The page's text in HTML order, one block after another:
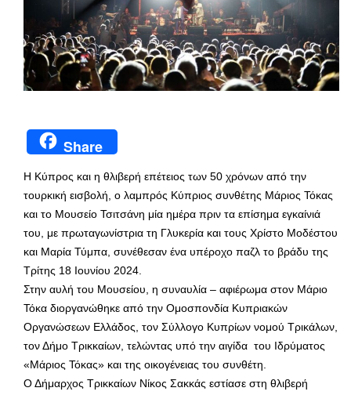
Share
Η Κύπρος και η θλιβερή επέτειος των 50 χρόνων από την
τουρκική εισβολή, ο λαμπρός Κύπριος συνθέτης Μάριος Τόκας
και το Μουσείο Τσιτσάνη μία ημέρα πριν τα επίσημα εγκαίνιά
του, με πρωταγωνίστρια τη Γλυκερία και τους Χρίστο Μοδέστου
και Μαρία Τύμπα, συνέθεσαν ένα υπέροχο παζλ το βράδυ της
Τρίτης 18 Ιουνίου 2024.
Στην αυλή του Μουσείου, η συναυλία – αφιέρωμα στον Μάριο
Τόκα διοργανώθηκε από την Ομοσπονδία Κυπριακών
Οργανώσεων Ελλάδος, τον Σύλλογο Κυπρίων νομού Τρικάλων,
τον Δήμο Τρικκαίων, τελώντας υπό την αιγίδα του Ιδρύματος
«Μάριος Τόκας» και της οικογένειας του συνθέτη.
Ο Δήμαρχος Τρικκαίων Νίκος Σακκάς εστίασε στη θλιβερή